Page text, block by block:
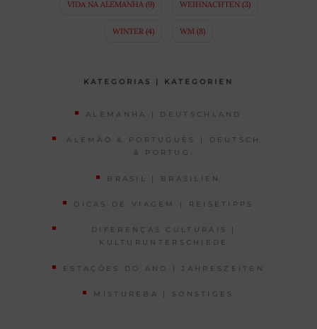
VIDA NA ALEMANHA (9) WEIHNACHTEN(3)
WINTER (4) WM (8)
KATEGORIAS | KATEGORIEN
ALEMANHA | DEUTSCHLAND
ALEMÃO & PORTUGUÊS | DEUTSCH
& PORTUG.
BRASIL | BRASILIEN
DICAS DE VIAGEM | REISETIPPS
DIFERENÇAS CULTURAIS |
KULTURUNTERSCHIEDE
ESTAÇÕES DO ANO | JAHRESZEITEN
MISTUREBA | SONSTIGES